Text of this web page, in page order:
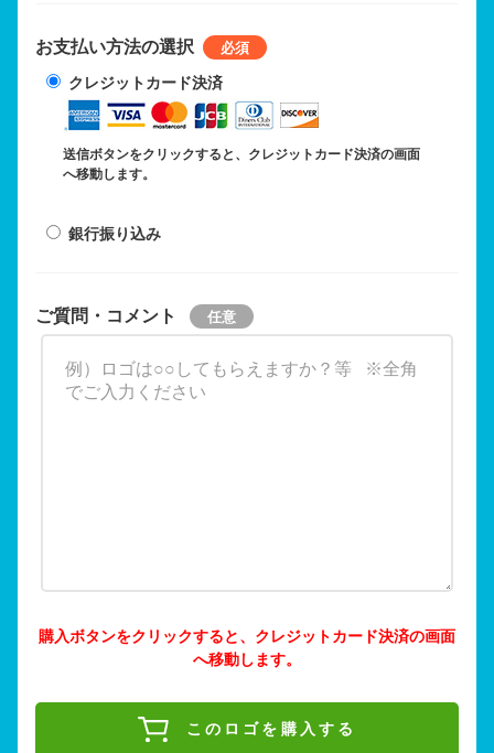
お支払い方法の選択
クレジットカード決済
送信ボタンをクリックすると、クレジットカード決済の画面
へ移動します。
銀行振り込み
ご質問・コメント
購入ボタンをクリックすると、クレジットカード決済の画面
へ移動します。
このロゴを購入する